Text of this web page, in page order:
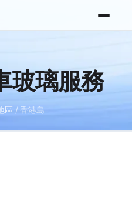
玻璃服務
區 / 香港島